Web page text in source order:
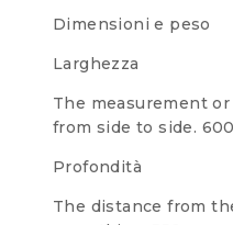
Dimensioni e peso
Larghezza
The measurement
from side to side.
Profondità
The distance from